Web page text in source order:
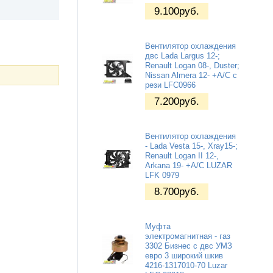
9.100руб.
Вентилятор охлаждения
двс Lada Largus 12-;
Renault Logan 08-, Duster;
Nissan Almera 12- +A/C с
рези LFC0966
7.200руб.
Вентилятор охлаждения
- Lada Vesta 15-, Xray15-;
Renault Logan II 12-,
Arkana 19- +A/C LUZAR
LFK 0979
8.700руб.
Муфта
электромагнитная - газ
3302 Бизнес с двс УМЗ
евро 3 широкий шкив
4216-1317010-70 Luzar